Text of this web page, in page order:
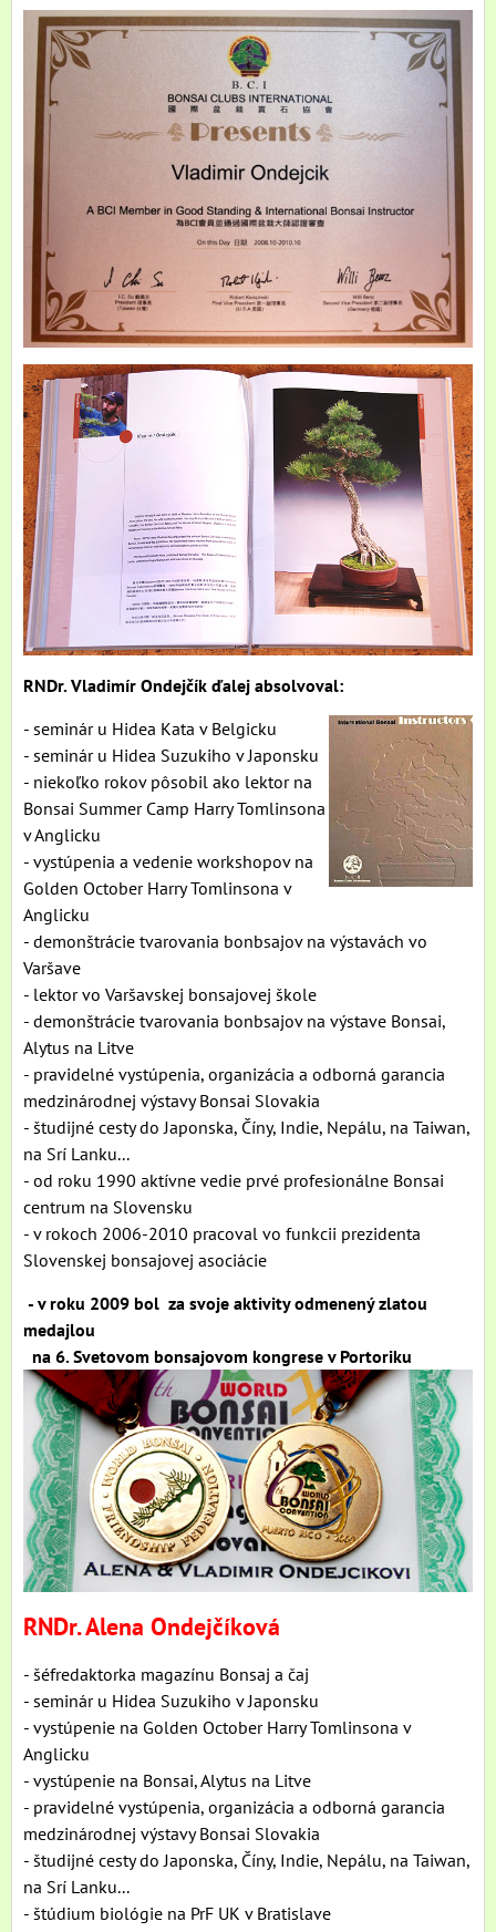
RNDr. Vladimír Ondejčík ďalej absolvoval:
- seminár u Hidea Kata v Belgicku
- seminár u Hidea Suzukiho v Japonsku
- niekoľko rokov pôsobil ako lektor na
Bonsai Summer Camp Harry Tomlinsona
v Anglicku
- vystúpenia a vedenie workshopov na
Golden October Harry Tomlinsona v
Anglicku
- demonštrácie tvarovania bonbsajov na výstavách vo
Varšave
- lektor vo Varšavskej bonsajovej škole
- demonštrácie tvarovania bonbsajov na výstave Bonsai,
Alytus na Litve
- pravidelné vystúpenia, organizácia a odborná garancia
medzinárodnej výstavy Bonsai Slovakia
- študijné cesty do Japonska, Číny, Indie, Nepálu, na Taiwan,
na Srí Lanku...
- od roku 1990 aktívne vedie prvé profesionálne Bonsai
centrum na Slovensku
- v rokoch 2006-2010 pracoval vo funkcii prezidenta
Slovenskej bonsajovej asociácie
- v roku 2009 bol za svoje aktivity odmenený zlatou
medajlou
na 6. Svetovom bonsajovom kongrese v Portoriku
RNDr. Alena Ondejčíková
- šéfredaktorka magazínu Bonsaj a čaj
- seminár u Hidea Suzukiho v Japonsku
- vystúpenie na Golden October Harry Tomlinsona v
Anglicku
- vystúpenie na Bonsai, Alytus na Litve
- pravidelné vystúpenia, organizácia a odborná garancia
medzinárodnej výstavy Bonsai Slovakia
- študijné cesty do Japonska, Číny, Indie, Nepálu, na Taiwan,
na Srí Lanku...
- štúdium biológie na PrF UK v Bratislave